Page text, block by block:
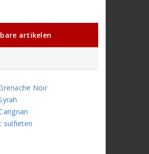
artikelen
Noir
sulfieten